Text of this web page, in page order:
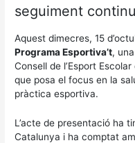
seguiment
Aquest dimecres, 15
Programa Esportiva’t,
Consell de l’Esport
que posa el focus en la
pràctica esportiva.
L’acte de presentació ha
Catalunya i ha comptat